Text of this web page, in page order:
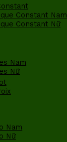
Constant Nam
Constant Nữ
Nam
Nữ
Nam
Nữ